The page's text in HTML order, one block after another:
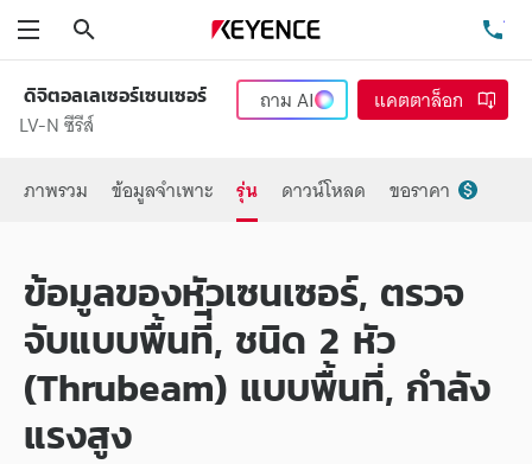
ดิจิตอลเลเซอร์เซนเซอร์
LV-N ซีรีส์
ถามAI แคตตาล็อก
ภาพรวม ข้อมูลจำเพาะ รุ่น ดาวน์โหลด ขอราคา
ข้อมูลของหัวเซนเซอร์, ตรวจ
จับแบบพื้นที่ี่, ชนิด 2 หัว
(Thrubeam) แบบพื้นที่, กำลัง
แรงสูง